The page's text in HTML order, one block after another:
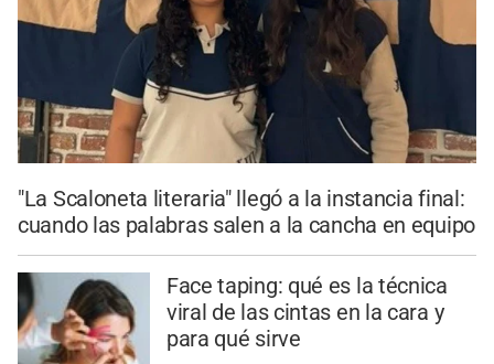
"La Scaloneta literaria" llegó a la instancia final:
cuando las palabras salen a la cancha en equipo
Face taping: qué es la técnica
viral de las cintas en la cara y
para qué sirve